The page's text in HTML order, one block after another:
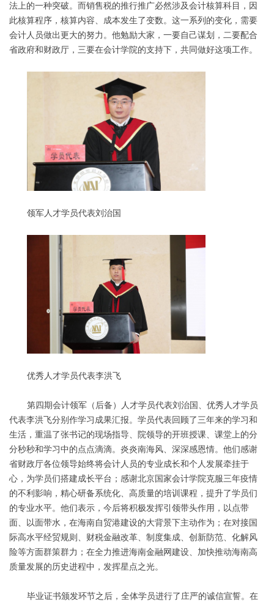
法上的一种突破。而销售税的推行推广必然涉及会计核算科目，因
此核算程序，核算内容、成本发生了变数。这一系列的变化，需要
会计人员做出更大的努力。他勉励大家，一要自己谋划，二要配合
省政府和财政厅，三要在会计学院的支持下，共同做好这项工作。
领军人才学员代表刘治国
优秀人才学员代表李洪飞
第四期会计领军（后备）人才学员代表刘治国、优秀人才学员
代表李洪飞分别作学习成果汇报。学员代表回顾了三年来的学习和
生活，重温了张书记的现场指导、院领导的开班授课、课堂上的分
分秒秒和学习中的点点滴滴。炎炎南海风、深深感恩情。他们感谢
省财政厅各位领导始终将会计人员的专业成长和个人发展牵挂于
心，为学员们搭建成长平台；感谢北京国家会计学院克服三年疫情
的不利影响，精心研备系统化、高质量的培训课程，提升了学员们
的专业水平。他们表示，今后将积极发挥引领带头作用，以点带
面、以面带水，在海南自贸港建设的大背景下主动作为；在对接国
际高水平经贸规则、财税金融改革、制度集成、创新防范、化解风
险等方面群策群力；在全力推进海南金融网建设、加快推动海南高
质量发展的历史进程中，发挥星点之光。
毕业证书颁发环节之后，全体学员进行了庄严的诚信宣誓。在